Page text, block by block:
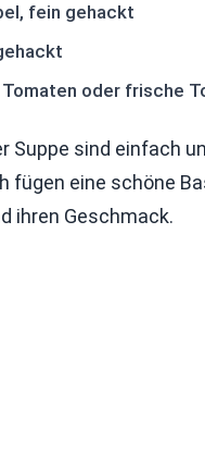
fein gehackt
oder frische
Suppe sind einfach
fügen eine schöne
ihren Geschmack.